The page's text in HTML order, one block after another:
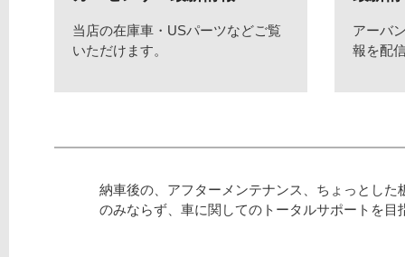
当店の在庫車・USパーツなどご覧
いただけます。
アーバ
報を配
納車後の、アフターメンテナンス、ちょっとした
のみならず、車に関してのトータルサポートを目